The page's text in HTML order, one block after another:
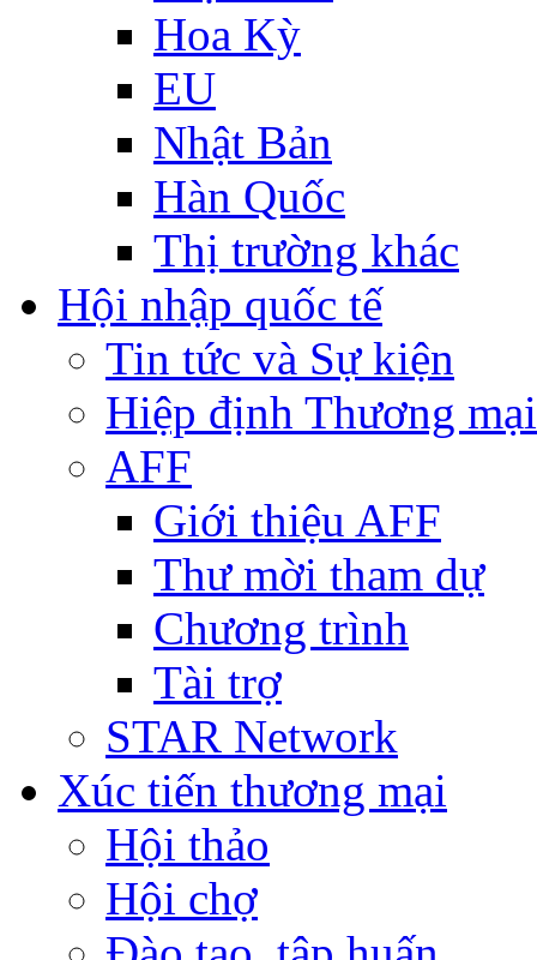
Hoa Kỳ
EU
Nhật Bản
Hàn Quốc
Thị trường khác
Hội nhập quốc tế
Tin tức và Sự kiện
Hiệp định Thương
AFF
Giới thiệu AFF
Thư mời tham dự
Chương trình
Tài trợ
STAR Network
Xúc tiến thương mại
Hội thảo
Hội chợ